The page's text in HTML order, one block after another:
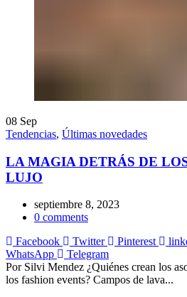
08 Sep
Tendencias, Últimas novedades
LA MAGIA DETRÁS DE
LUJO
septiembre 8, 2023
0 comments
Facebook
Twitter Pinterest
WhatsApp
Telegram
Por Silvi Mendez ¿Quiénes crean los
los fashion events? Campos de lava...